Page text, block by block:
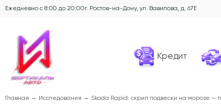
Ежедневно с 8:00 до 20:00г. Ростов-на-Дону, ул. Вавилова, д. 67Е
Кредит
Главная Исследования Skoda Rapid: скрип подвески на морозе —